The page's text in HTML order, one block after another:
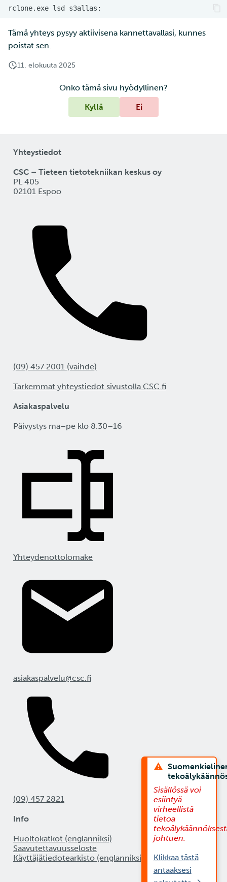
rclone.exe lsd
Tämä yhteys pysyy aktiivisena kannettavallasi, kunnes
poistat sen.
11. elokuuta 2025
Onko tämä sivu hyödyllinen?
Kyllä
Ei
Yhteystiedot
CSC – Tieteen tietotekniikan keskus oy
PL 405
02101 Espoo
(09) 457 2001 (vaihde)
Tarkemmat yhteystiedot sivustolla CSC.fi
Asiakaspalvelu
Päivystys ma–pe klo 8.30–16
Yhteydenottolomake
asiakaspalvelu@csc.fi
(09) 457 2821
Info
Huoltokatkot (englanniksi)
Saavutettavuusseloste
Käyttäjätiedotearkisto (englanniksi)
Sisällössä voi
esiintyä
virheellistä
tietoa
johtuen.
Klikkaa tästä
antaaksesi